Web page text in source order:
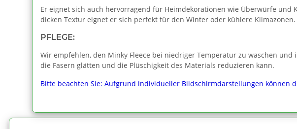
Er eignet sich auch hervorragend für Heimdekorationen wie Überwürfe
dicken Textur eignet er sich perfekt für den Winter oder kühlere Klimazonen.
PFLEGE:
Wir empfehlen, den Minky Fleece bei niedriger Temperatur zu waschen
die Fasern glätten und die Plüschigkeit des Materials reduzieren kann.
Bitte beachten Sie: Aufgrund individueller Bildschirmdarstellungen können